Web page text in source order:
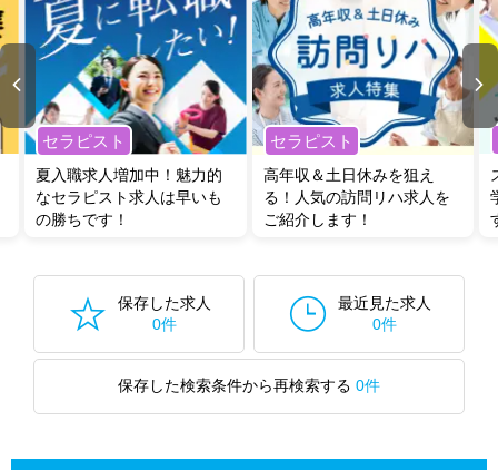
セラピスト
夏入職求人増加中！魅力的
なセラピスト求人は早いも
の勝ちです！
セラピスト
高年収＆土日休みを狙え
る！人気の訪問リハ求人を
ご紹介します！
保存した求人
0件
最近見た求人
0件
保存した検索条件から再検索する 0件